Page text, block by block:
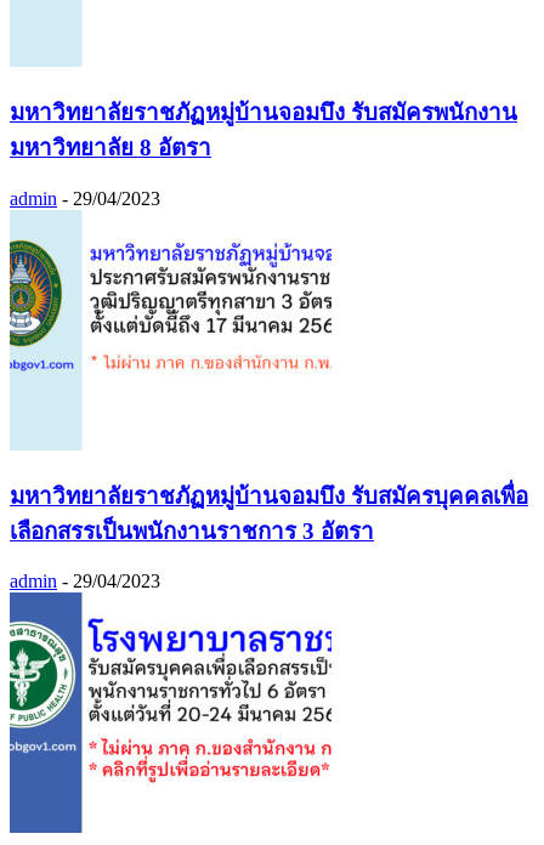
มหาวิทยาลัยราชภัฏหมู่บ้านจอมบึง รับสมัครพนักงาน
มหาวิทยาลัย 8 อัตรา
admin - 29/04/2023
มหาวิทยาลัยราชภัฏหมู่บ้านจอมบึง รับสมัครบุคคลเพื่อ
เลือกสรรเป็นพนักงานราชการ 3 อัตรา
admin - 29/04/2023